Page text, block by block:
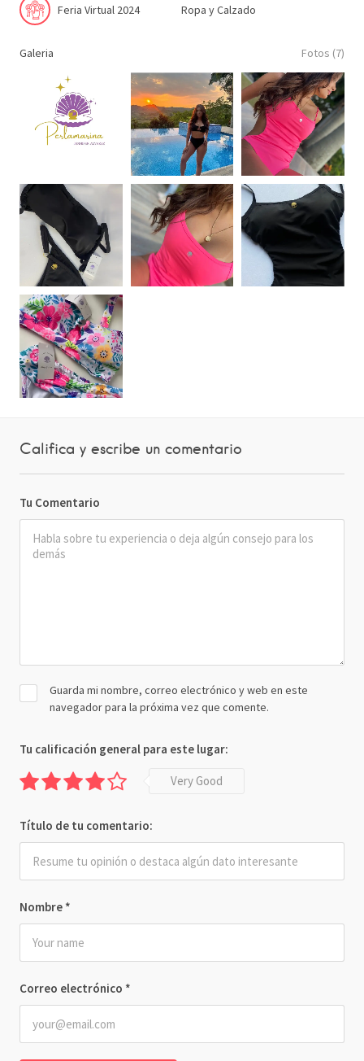
Feria Virtual 2024 Ropa y Calzado
Galeria Fotos (7)
Califica y escribe un comentario
Tu Comentario
Nombre *
Correo electrónico *
Guarda mi nombre, correo electrónico y web en este
navegador para la próxima vez que comente.
Tu calificación general para este lugar:
Very Good
Título de tu comentario: